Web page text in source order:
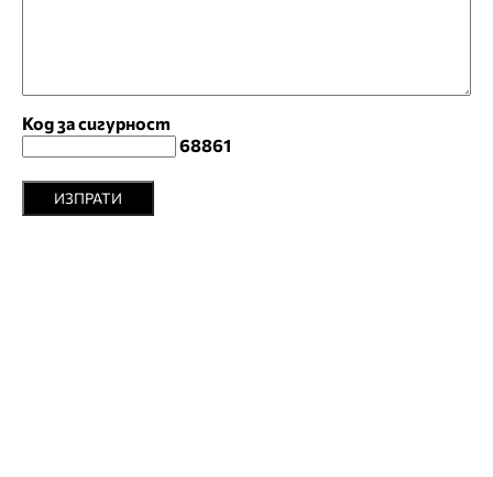
Код за сигурност
68861
ИЗПРАТИ